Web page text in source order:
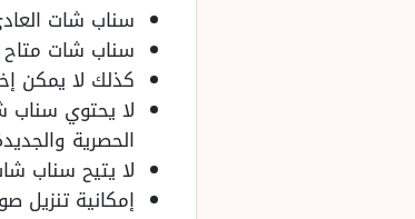
سناب شات
سناب شات متاح
كذلك لا يمكن
لا يحتوي سناب
الحصرية
لا يتيح سناب
إمكانية